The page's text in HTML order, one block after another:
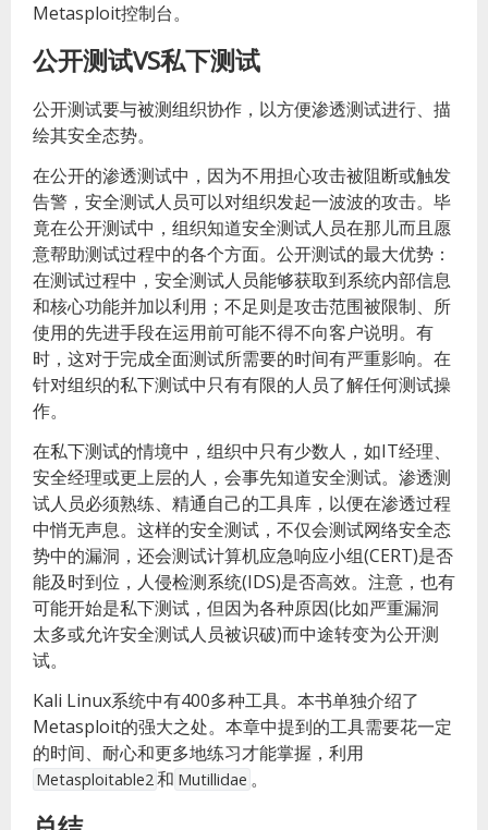
Metasploit控制台。
公开测试VS私下测试
公开测试要与被测组织协作，以方便渗透测试进行、描
绘其安全态势。
在公开的渗透测试中，因为不用担心攻击被阻断或触发
告警，安全测试人员可以对组织发起一波波的攻击。毕
竟在公开测试中，组织知道安全测试人员在那儿而且愿
意帮助测试过程中的各个方面。公开测试的最大优势：
在测试过程中，安全测试人员能够获取到系统内部信息
和核心功能并加以利用；不足则是攻击范围被限制、所
使用的先进手段在运用前可能不得不向客户说明。有
时，这对于完成全面测试所需要的时间有严重影响。在
针对组织的私下测试中只有有限的人员了解任何测试操
作。
在私下测试的情境中，组织中只有少数人，如IT经理、
安全经理或更上层的人，会事先知道安全测试。渗透测
试人员必须熟练、精通自己的工具库，以便在渗透过程
中悄无声息。这样的安全测试，不仅会测试网络安全态
势中的漏洞，还会测试计算机应急响应小组(CERT)是否
能及时到位，人侵检测系统(IDS)是否高效。注意，也有
可能开始是私下测试，但因为各种原因(比如严重漏洞
太多或允许安全测试人员被识破)而中途转变为公开测
试。
Kali Linux系统中有400多种工具。本书单独介绍了
Metasploit的强大之处。本章中提到的工具需要花一定
的时间、耐心和更多地练习才能掌握，利用
Metasploitable2 和 Mutillidae 。